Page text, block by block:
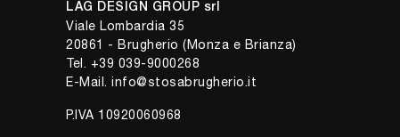
LAG DESIGN GROUP srl
Viale Lombardia 35
20861 - Brugherio (Monza e Brianza)
Tel. +39 039-9000268
E-Mail. info@stosabrugherio.it
P.IVA 10920060968